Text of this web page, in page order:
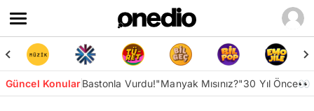
Güncel KonularBastonla Vurdu!"Manyak Mısınız?"30 Yıl Önce👀